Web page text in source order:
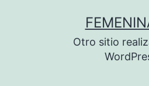
Otro sitio